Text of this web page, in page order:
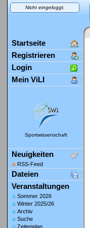
Nicht eingeloggt.
Startseite
Registrieren
Login
Mein ViLI
Sportwissenschaft
Neuigkeiten
RSS-Feed
Dateien
Veranstaltungen
Sommer 2026
Winter 2025/26
Archiv
Suche
Zeitenplan